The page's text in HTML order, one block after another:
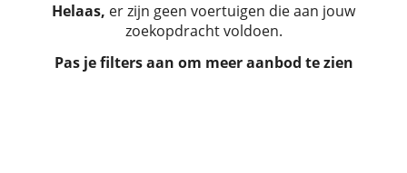
Helaas, er zijn geen voertuigen die aan jouw
zoekopdracht voldoen.
Pas je filters aan om meer aanbod te zien